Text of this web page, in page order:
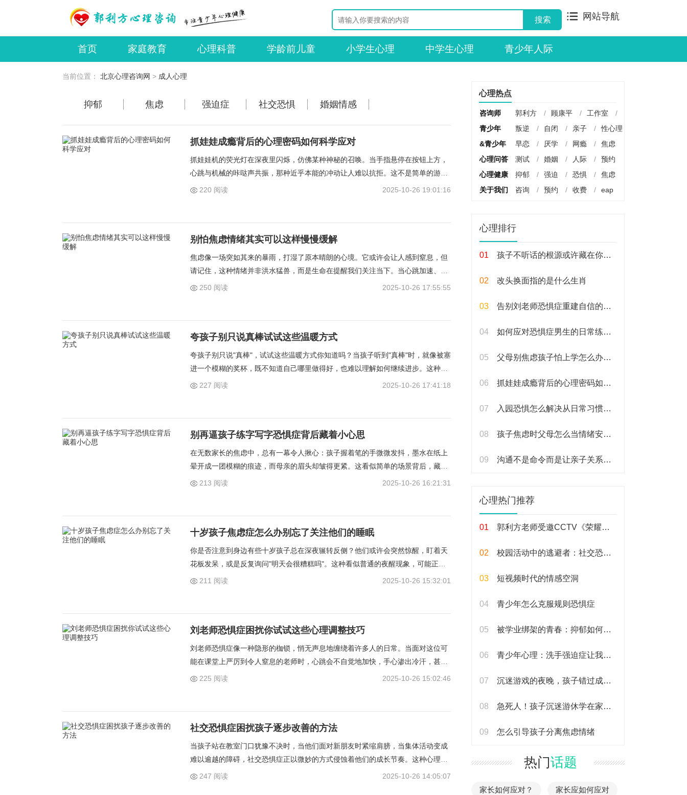
网站导航
首页 家庭教育 心理科普 学龄前儿童 小学生心理 中学生心理 青少年人际
成人心理 心理咨询师
当前位置： 北京心理咨询网 > 成人心理
抑郁 焦虑 强迫症 社交恐惧 婚姻情感
抓娃娃成瘾背后的心理密码如何科学应对
抓娃娃机的荧光灯在深夜里闪烁，仿佛某种神秘的召唤。当手指悬停在按钮上方，
心跳与机械的咔哒声共振，那种近乎本能的冲动让人难以抗拒。这不是简单的游
戏，而是一场隐秘的心理博弈，每一次成功的抓取都像在填补某种看不见的空缺。
220 阅读 2025-10-26 19:01:16
别怕焦虑情绪其实可以这样慢慢缓解
焦虑像一场突如其来的暴雨，打湿了原本晴朗的心境。它或许会让人感到窒息，但
请记住，这种情绪并非洪水猛兽，而是生命在提醒我们关注当下。当心跳加速、思
绪翻涌时，不妨先闭上眼睛，让呼吸成为与焦虑对话的桥梁。深吸一口气，感受空
250 阅读 2025-10-26 17:55:55
夸孩子别只说真棒试试这些温暖方式
夸孩子别只说"真棒"，试试这些温暖方式你知道吗？当孩子听到"真棒"时，就像被塞
进一个模糊的奖杯，既不知道自己哪里做得好，也难以理解如何继续进步。这种笼
统的赞美，或许能带来短暂的喜悦，却可能在潜移默化中模糊了成长的轨迹。观察
227 阅读 2025-10-26 17:41:18
别再逼孩子练字写字恐惧症背后藏着小心思
在无数家长的焦虑中，总有一幕令人揪心：孩子握着笔的手微微发抖，墨水在纸上
晕开成一团模糊的痕迹，而母亲的眉头却皱得更紧。这看似简单的场景背后，藏着
一个微妙的真相——当"练字"被异化为某种必须完成的仪式，那些稚嫩的笔尖便成
213 阅读 2025-10-26 16:21:31
十岁孩子焦虑症怎么办别忘了关注他们的睡眠
你是否注意到身边有些十岁孩子总在深夜辗转反侧？他们或许会突然惊醒，盯着天
花板发呆，或是反复询问"明天会很糟糕吗"。这种看似普通的夜醒现象，可能正是
焦虑情绪在悄悄蔓延。当孩子开始用噩梦编织白天的恐惧，当他们的玩具被反复检
211 阅读 2025-10-26 15:32:01
刘老师恐惧症困扰你试试这些心理调整技巧
刘老师恐惧症像一种隐形的枷锁，悄无声息地缠绕着许多人的日常。当面对这位可
能在课堂上严厉到令人窒息的老师时，心跳会不自觉地加快，手心渗出冷汗，甚至
在课前就开始幻想各种糟糕的场景。这种情绪并非源于老师本身，而是源于内心深
225 阅读 2025-10-26 15:02:46
社交恐惧症困扰孩子逐步改善的方法
当孩子站在教室门口犹豫不决时，当他们面对新朋友时紧缩肩膀，当集体活动变成
难以逾越的障碍，社交恐惧症正以微妙的方式侵蚀着他们的成长节奏。这种心理状
态并非简单的胆小，而是一种深层的自我保护机制，就像被风吹皱的湖
247 阅读 2025-10-26 14:05:07
心理热点
咨询师 郭利方 / 顾康平 / 工作室
/
青少年
叛逆 / 自闭 / 亲子 /
性心理
&青少年
早恋 / 厌学 / 网瘾 /
焦虑
心理问答
测试 / 婚姻 / 人际 /
预约
心理健康
抑郁 / 强迫 / 恐惧 /
焦虑
关于我们
咨询 / 预约 / 收费 / eap
心理排行
01 孩子不听话的根源或许藏在你平时的教育方式里
02 改头换面指的是什么生肖
03 告别刘老师恐惧症重建自信的实用建议
04 如何应对恐惧症男生的日常练习方法分享
05 父母别焦虑孩子怕上学怎么办才好
06 抓娃娃成瘾背后的心理密码如何科学应对
07 入园恐惧怎么解决从日常习惯入手调整心态
08 孩子焦虑时父母怎么当情绪安全岛
09 沟通不是命令而是让亲子关系更亲密的桥梁
心理热门推荐
01 郭利方老师受邀CCTV《荣耀与创新》央视专访
02 校园活动中的逃避者：社交恐惧的真实写照
03 短视频时代的情感空洞
04 青少年怎么克服规则恐惧症
05 被学业绑架的青春：抑郁如何蔓延
06 青少年心理：洗手强迫症让我焦虑到失眠
07 沉迷游戏的夜晚，孩子错过成长机会
08 急死人！孩子沉迷游休学在家戏如何应对
09 怎么引导孩子分离焦虑情绪
热门话题
家长如何应对？ 家长应如何应对